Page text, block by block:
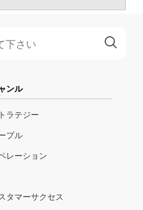
ンル
ラテジー
プル
レーション
タマーサクセス